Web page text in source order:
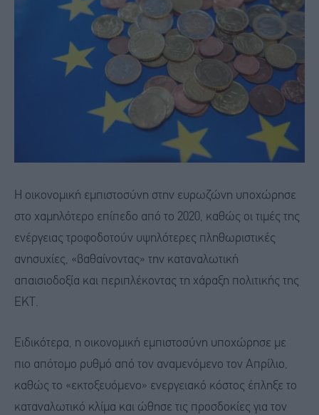
Η οικονομική εμπιστοσύνη στην ευρωζώνη υποχώρησε
στο χαμηλότερο επίπεδο από το 2020, καθώς οι τιμές της
ενέργειας τροφοδοτούν υψηλότερες πληθωριστικές
ανησυχίες, «βαθαίνοντας» την καταναλωτική
απαισιοδοξία και περιπλέκοντας τη χάραξη πολιτικής της
ΕΚΤ.
Ειδικότερα, η οικονομική εμπιστοσύνη υποχώρησε με
πιο απότομο ρυθμό από τον αναμενόμενο τον Απρίλιο,
καθώς το «εκτοξευόμενο» ενεργειακό κόστος έπληξε το
καταναλωτικό κλίμα και ώθησε τις προσδοκίες για τον